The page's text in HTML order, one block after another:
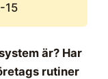
15
är? Har
rutiner